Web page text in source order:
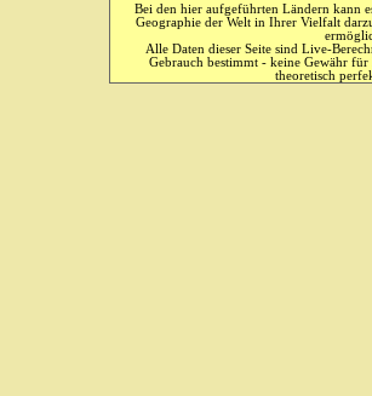
Bei den hier aufgeführten Ländern kann
Geographie der Welt in Ihrer Vielfalt
Alle Daten dieser Seite sind Live-
Gebrauch bestimmt - keine Gewähr
theoretisch